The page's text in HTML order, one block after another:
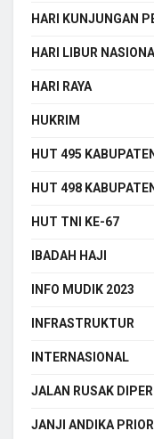
HARI KUNJUNGAN
HARI LIBUR
HARI RAYA
HUKRIM
HUT 495
HUT 498
HUT TNI KE-67
IBADAH HAJI
INFO MUDIK 2023
INFRASTRUKTUR
INTERNASIONAL
JALAN RUSAK
JANJI ANDIKA